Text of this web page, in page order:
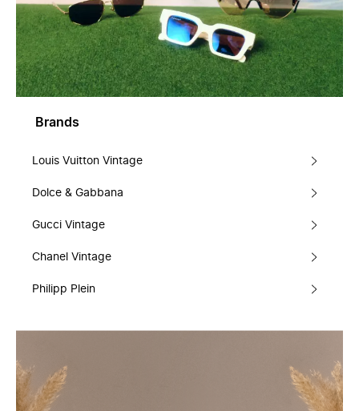
Brands
Louis Vuitton Vintage
Dolce & Gabbana
Gucci Vintage
Chanel Vintage
Philipp Plein